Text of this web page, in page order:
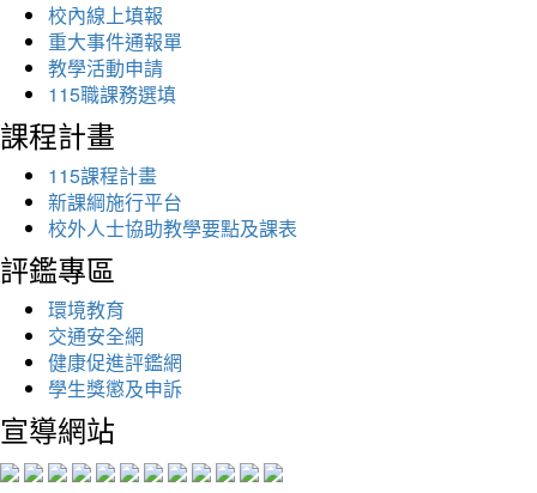
校內線上填報
重大事件通報單
教學活動申請
115職課務選填
課程計畫
115課程計畫
新課綱施行平台
校外人士協助教學要點及課表
評鑑專區
環境教育
交通安全網
健康促進評鑑網
學生獎懲及申訴
宣導網站